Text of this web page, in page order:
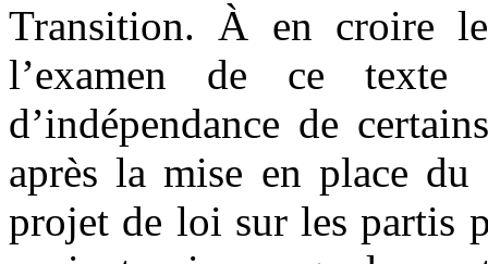
Transition. À en croire
l’examen de ce texte
d’indépendance de
après la mise en place
projet de loi sur les partis